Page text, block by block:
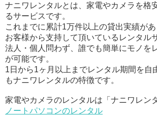
ナニワレンタルとは、家電やカメラを格
るサービスです。
これまでに累計1万件以上の貸出実績が
お客様から支持して頂いているレンタル
法人・個人問わず、誰でも簡単にモノを
が可能です。
1日から1ヶ月以上までレンタル期間を自
もナニワレンタルの特徴です。
家電やカメラのレンタルは「ナニワレン
ノートパソコンのレンタル